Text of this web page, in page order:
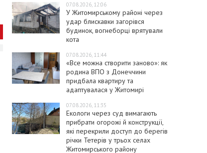
07.08.2026, 12:06
У Житомирському районі через
удар блискавки загорівся
будинок, вогнеборці врятували
кота
07.08.2026, 11:44
«Все можна створити заново»: як
родина ВПО з Донеччини
придбала квартиру та
адаптувалася у Житомирі
07.08.2026, 11:35
Екологи через суд вимагають
прибрати огорожі й конструкції,
які перекрили доступ до берегів
річки Тетерів у трьох селах
Житомирського району